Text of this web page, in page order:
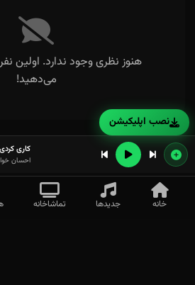
هنوز نظری وجود ندارد. اولین
می‌دهید!
کاری کردی
احسان
خانه جدیدها تماشاخانه
نصب اپلیکیشن